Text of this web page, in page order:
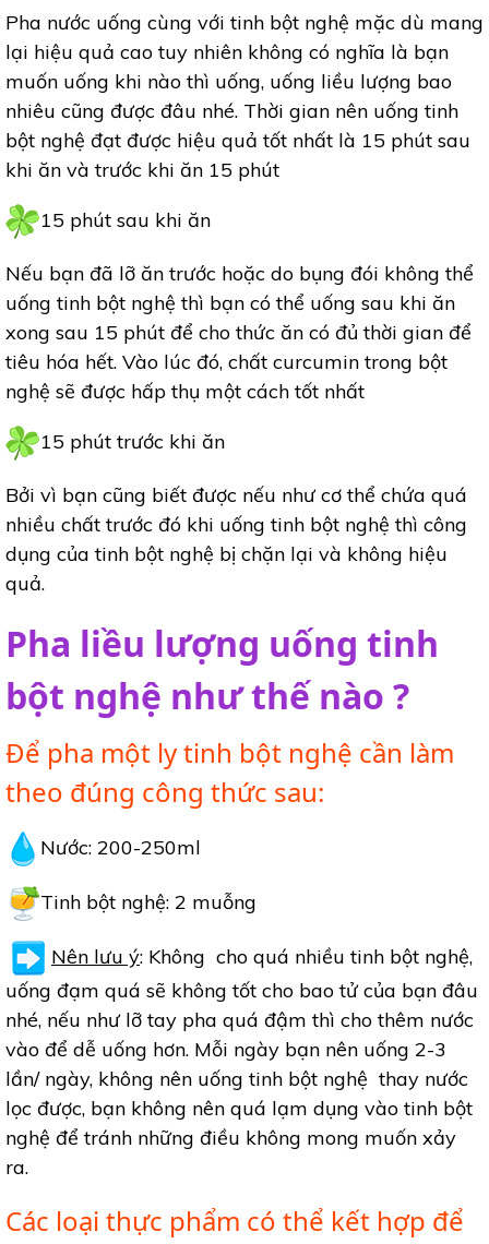
Pha nước uống cùng với tinh bột nghệ mặc dù mang
lại hiệu quả cao tuy nhiên không có nghĩa là bạn
muốn uống khi nào thì uống, uống liều lượng bao
nhiêu cũng được đâu nhé. Thời gian nên uống tinh
bột nghệ đạt được hiệu quả tốt nhất là 15 phút sau
khi ăn và trước khi ăn 15 phút
15 phút sau khi ăn
Nếu bạn đã lỡ ăn trước hoặc do bụng đói không thể
uống tinh bột nghệ thì bạn có thể uống sau khi ăn
xong sau 15 phút để cho thức ăn có đủ thời gian để
tiêu hóa hết. Vào lúc đó, chất curcumin trong bột
nghệ sẽ được hấp thụ một cách tốt nhất
15 phút trước khi ăn
Bởi vì bạn cũng biết được nếu như cơ thể chứa quá
nhiều chất trước đó khi uống tinh bột nghệ thì công
dụng của tinh bột nghệ bị chặn lại và không hiệu
quả.
Pha liều lượng uống tinh
bột nghệ như thế nào ?
Để pha một ly tinh bột nghệ cần làm
theo đúng công thức sau:
Nước: 200-250ml
Tinh bột nghệ: 2 muỗng
Nên lưu ý: Không cho quá nhiều tinh bột nghệ,
uống đạm quá sẽ không tốt cho bao tử của bạn đâu
nhé, nếu như lỡ tay pha quá đậm thì cho thêm nước
vào để dễ uống hơn. Mỗi ngày bạn nên uống 2-3
lần/ ngày, không nên uống tinh bột nghệ thay nước
lọc được, bạn không nên quá lạm dụng vào tinh bột
nghệ để tránh những điều không mong muốn xảy
ra.
Các loại thực phẩm có thể kết hợp để